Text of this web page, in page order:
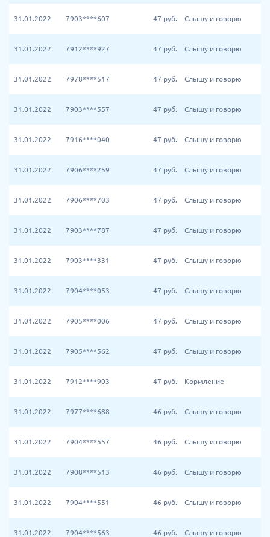
31.01.2022 7903****607 47 руб. Слышу и говорю
31.01.2022 7912****927 47 руб. Слышу и говорю
31.01.2022 7978****517 47 руб. Слышу и говорю
31.01.2022 7903****557 47 руб. Слышу и говорю
31.01.2022 7916****040 47 руб. Слышу и говорю
31.01.2022 7906****259 47 руб. Слышу и говорю
31.01.2022 7906****703 47 руб. Слышу и говорю
31.01.2022 7903****787 47 руб. Слышу и говорю
31.01.2022 7903****331 47 руб. Слышу и говорю
31.01.2022 7904****053 47 руб. Слышу и говорю
31.01.2022 7905****006 47 руб. Слышу и говорю
31.01.2022 7905****562 47 руб. Слышу и говорю
31.01.2022 7912****903 47 руб. Кормление
31.01.2022 7977****688 46 руб. Слышу и говорю
31.01.2022 7904****557 46 руб. Слышу и говорю
31.01.2022 7908****513 46 руб. Слышу и говорю
31.01.2022 7904****551 46 руб. Слышу и говорю
31.01.2022 7904****563 46 руб. Слышу и говорю